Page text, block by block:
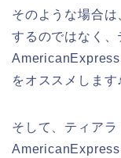
そのような場合
するのではなく
AmericanExpress
をオススメします
そして、ティア
AmericanExpress